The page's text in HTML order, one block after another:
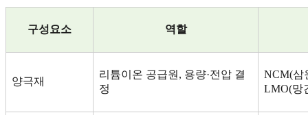
구성요소 역할
양극재
리튬이온 공급원 , 용량·전압 결
정
NCM(삼
LMO(망